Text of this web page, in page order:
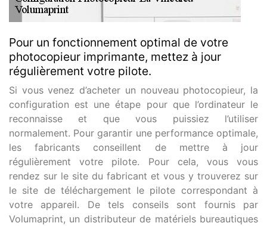
Pour un fonctionnement optimal de votre
photocopieur imprimante, mettez à jour
régulièrement votre pilote.
Si vous venez d’acheter un nouveau photocopieur, la
configuration est une étape pour que l’ordinateur le
reconnaisse et que vous puissiez l’utiliser
normalement. Pour garantir une performance optimale,
les fabricants conseillent de mettre à jour
régulièrement votre pilote. Pour cela, vous vous
rendez sur le site du fabricant et vous y trouverez sur
le site de téléchargement le pilote correspondant à
votre appareil. De tels conseils sont fournis par
Volumaprint, un distributeur de matériels bureautiques